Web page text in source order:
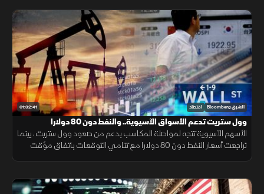
01:32:41 الشرق Bloomberg اقتصاد
وول ستريت تدعم الأسواق الآسيوية.. والنفط دون 80 دولارا
الأسهم الآسيوية تتجه لمواصلة المكاسب بدعم من صعود وول ستريت، بينما
تراجعت أسعار النفط دون 80 دولارا مع تنامي التوقعات باتفاق مؤقت